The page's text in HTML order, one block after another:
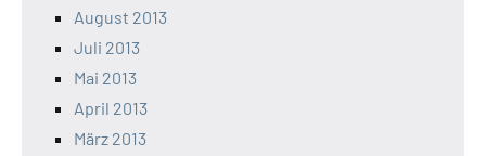
August 2013
Juli 2013
Mai 2013
April 2013
März 2013